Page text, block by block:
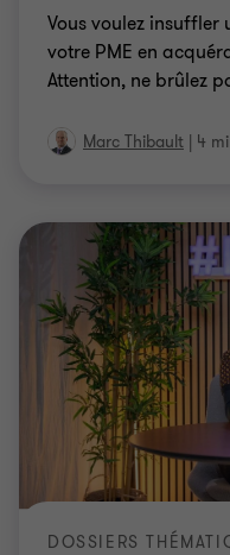
Vous voulez insuffler
votre PME en
Attention, ne brûlez
Marc Thibault | 4
DOSSIERS